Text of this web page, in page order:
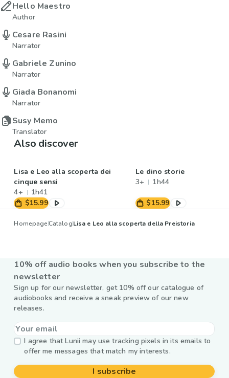
Hello Maestro
Author
Cesare Rasini
Narrator
Gabriele Zunino
Narrator
Giada Bonanomi
Narrator
Susy Memo
Translator
Also discover
Lisa e Leo alla scoperta dei
cinque sensi
4+
1h41
$15.99
Le dino storie
3+
1h44
$15.99
HomepageCatalogLisa e Leo alla scoperta della Preistoria
10% off audio books when you subscribe to the
newsletter
Sign up for our newsletter, get 10% off our catalogue of
audiobooks and receive a sneak preview of our new
releases.
I agree that Lunii may use tracking pixels in its emails to
offer me messages that match my interests.
I subscribe